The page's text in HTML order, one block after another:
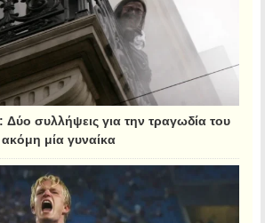
συλλήψεις για την τραγωδία του
μία γυναίκα